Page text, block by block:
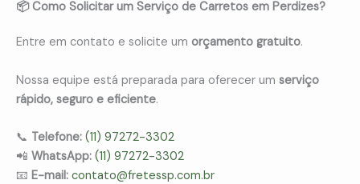
📦 Como Solicitar um Serviço de Carretos em Perdizes?
Entre em contato e solicite um orçamento gratuito.
Nossa equipe está preparada para oferecer um serviço
rápido, seguro e eficiente.
📞 Telefone: (11) 97272-3302
📲 WhatsApp: (11) 97272-3302
📧 E-mail: contato@fretessp.com.br